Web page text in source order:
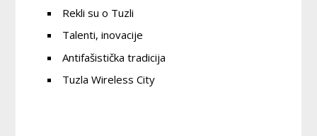
Rekli su o Tuzli
Talenti, inovacije
Antifašistička tradicija
Tuzla Wireless City